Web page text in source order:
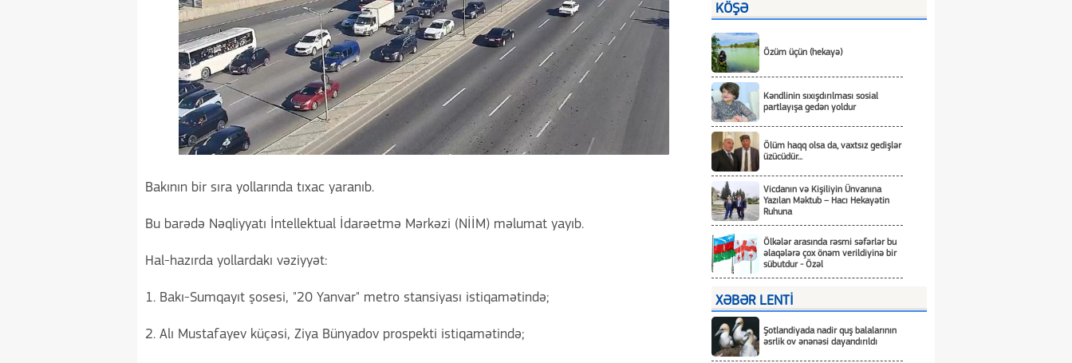
Bakının bir sıra yollarında tıxac yaranıb.
Bu barədə Nəqliyyatı İntellektual İdarəetmə Mərkəzi (NİİM) məlumat yayıb.
Hal-hazırda yollardakı vəziyyət:
1. Bakı-Sumqayıt şosesi, "20 Yanvar" metro stansiyası istiqamətində;
2. Alı Mustafayev küçəsi, Ziya Bünyadov prospekti istiqamətində;
KÖŞƏ
Özüm üçün (hekayə)
Kəndlinin sıxışdırılması sosial
partlayışa gedən yoldur
Ölüm haqq olsa da, vaxtsız gedişlər
üzücüdür...
Vicdanın və Kişiliyin Ünvanına
Yazılan Məktub – Hacı Hekayətin
Ruhuna
Ölkələr arasında rəsmi səfərlər bu
əlaqələrə çox önəm verildiyinə bir
sübutdur - Özəl
XƏBƏR LENTİ
Şotlandiyada nadir quş balalarının
əsrlik ov ənənəsi dayandırıldı